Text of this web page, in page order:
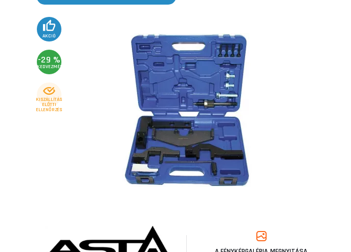
AKCIÓ
-29 %
KEDVEZMÉNY
KISZÁLLÍTÁS
ELŐTTI
ELLENŐRZÉS